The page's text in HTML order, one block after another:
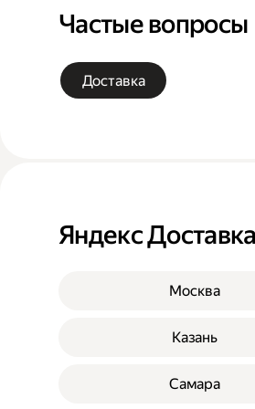
Частые вопросы
Доставка
Яндекс
Москва
Казань
Самара